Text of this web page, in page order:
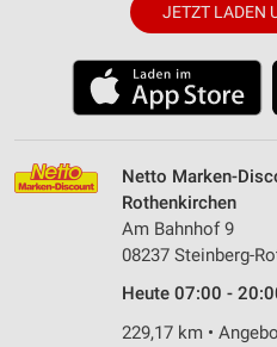
JETZT LADEN
Netto Marken-
Rothenkirchen
Am Bahnhof 9
08237 Steinberg-
Heute 07:00 -
229,17 km •